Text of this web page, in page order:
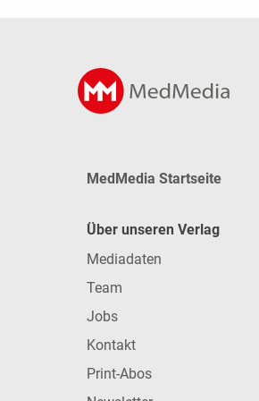
MedMedia Startseite
Über unseren Verlag
Mediadaten
Team
Jobs
Kontakt
Print-Abos